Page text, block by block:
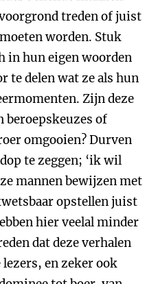
treden of juist
worden. Stuk
in hun eigen woorden
te delen wat ze als hun
Zijn deze
beroepskeuzes of
omgooien? Durven
te zeggen; ‘ik wil
mannen bewijzen met
opstellen juist
hier veelal minder
dat deze verhalen
en zeker ook